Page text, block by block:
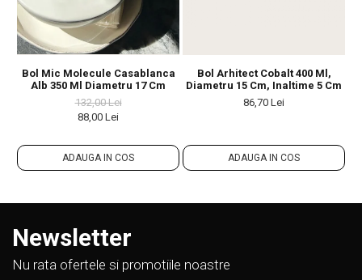
Bol Mic Molecule Casablanca
Alb 350 Ml Diametru 17 Cm
132,00 Lei
88,00 Lei
ADAUGA IN COS
Bol Arhitect Cobalt 400 Ml,
Diametru 15 Cm, Inaltime 5 Cm
86,70 Lei
ADAUGA IN COS
Newsletter
Nu rata ofertele si promotiile noastre